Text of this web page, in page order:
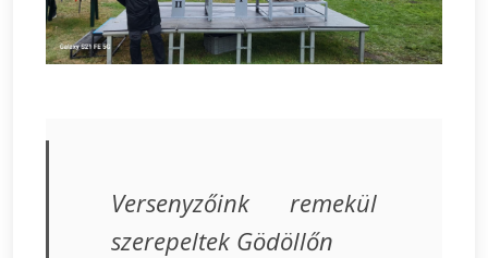
Versenyzőink remekül
szerepeltek Gödöllőn